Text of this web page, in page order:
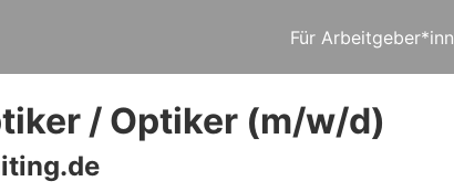
Für
/ Optiker (m/w/d)